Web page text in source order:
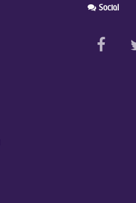
Social